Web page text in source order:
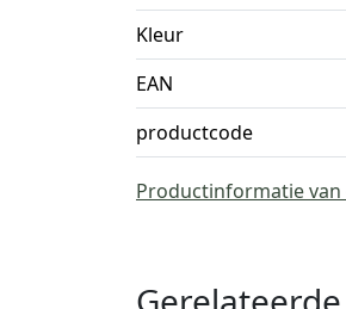
Kleur
EAN
productcode
Productinformatie